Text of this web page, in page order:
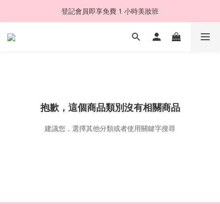
登記會員即享免費 1 小時美妝班
抱歉，這個商品類別沒有相關商品
建議您，選擇其他分類或者使用關鍵字搜尋